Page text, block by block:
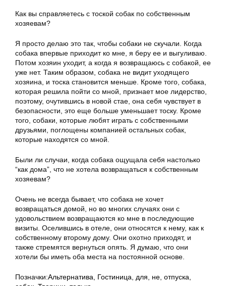
Как вы справляетесь с тоской собак по собственным
хозяевам?
Я просто делаю это так, чтобы собаки не скучали. Когда
собака впервые приходит ко мне, я беру ее и выгуливаю.
Потом хозяин уходит, а когда я возвращаюсь с собакой, ее
уже нет. Таким образом, собака не видит уходящего
хозяина, и тоска становится меньше. Кроме того, собака,
которая решила пойти со мной, признает мое лидерство,
поэтому, очутившись в новой стае, она себя чувствует в
безопасности, это еще больше уменьшает тоску. Кроме
того, собаки, которые любят играть с собственными
друзьями, поглощены компанией остальных собак,
которые находятся со мной.
Были ли случаи, когда собака ощущала себя настолько
“как дома”, что не хотела возвращаться к собственным
хозяевам?
Очень не всегда бывает, что собака не хочет
возвращаться домой, но во многих случаях они с
удовольствием возвращаются ко мне в последующие
визиты. Оселившись в отеле, они относятся к нему, как к
собственному второму дому. Они охотно приходят, и
также стремятся вернуться опять. Я думаю, что они
хотели бы иметь оба места на постоянной основе.
Позначки:Альтернатива Гостиница для не отпуска